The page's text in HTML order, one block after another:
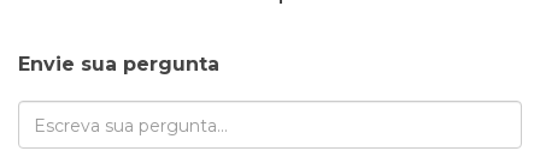
Envie sua pergunta